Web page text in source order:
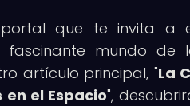
que te invita a
fascinante mundo de
artículo principal, "La
el Espacio",